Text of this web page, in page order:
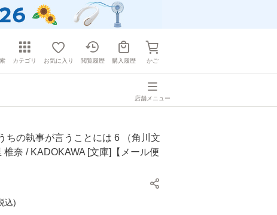
カテゴリ お気に入り 閲覧履歴 購入履歴 かご
店舗メニュー
ちの執事が言うことには 6 （角川文
椎奈 / KADOKAWA [文庫]【メール便
込)